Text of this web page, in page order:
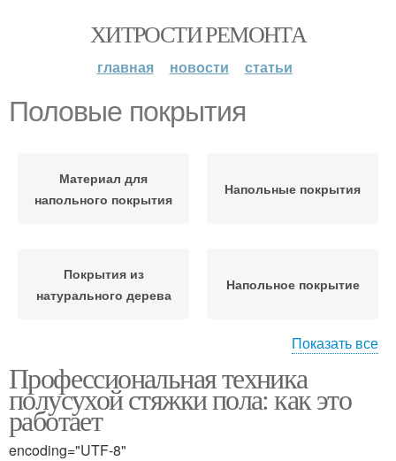
ХИТРОСТИ РЕМОНТА
главная новости статьи
Половые покрытия
Материал для
напольного покрытия
Напольные покрытия
Покрытия из
натурального дерева
Напольное покрытие
Бюджетные покрытия Деревянное покрытие
Показать все
Профессиональная техника
полусухой стяжки пола: как это
работает
encoding="UTF-8"